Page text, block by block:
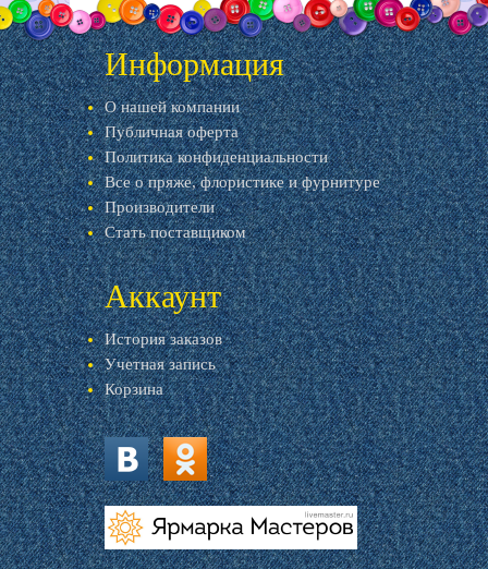
Информация
О нашей компании
Публичная оферта
Политика конфиденциальности
Все о пряже, флористике и фурнитуре
Производители
Стать поставщиком
Аккаунт
История заказов
Учетная запись
Корзина
vk.com ok.ru
livemaster.ru